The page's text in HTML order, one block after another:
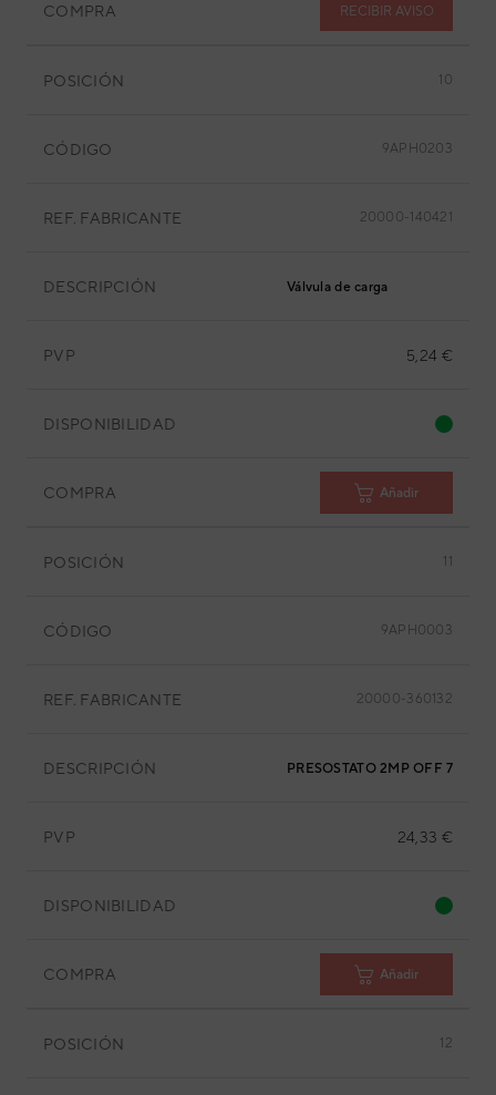
COMPRA RECIBIR AVISO
POSICIÓN 10
CÓDIGO 9APH0203
REF. FABRICANTE 20000-140421
DESCRIPCIÓN Válvula de carga
PVP 5,24 €
DISPONIBILIDAD
COMPRA Añadir
POSICIÓN 11
CÓDIGO 9APH0003
REF. FABRICANTE 20000-360132
DESCRIPCIÓN PRESOSTATO 2MP OFF 7MP
PVP 24,33 €
DISPONIBILIDAD
COMPRA Añadir
POSICIÓN 12